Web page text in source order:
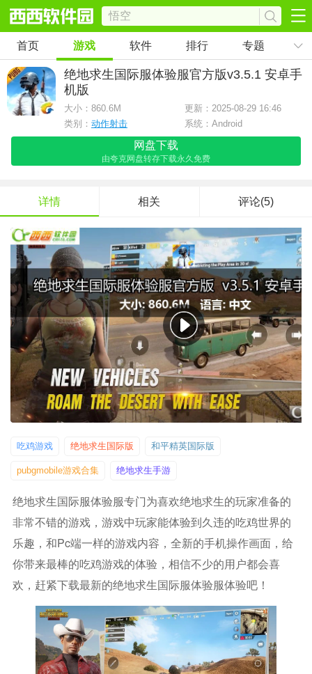
首页 游戏 软件 排行 专题
绝地求生国际服体验服官方版v3.5.1 安卓手
机版
大小： 860.6M
更新：2025-08-29 16:46
类别： 动作射击 系统：Android
网盘下载
由夸克网盘转存下载永久免费
详情 相关 评论(5)
吃鸡游戏 绝地求生国际版 和平精英国际版
pubgmobile游戏合集 绝地求生手游
绝地求生国际服体验服专门为喜欢绝地求生的玩家准备的
非常不错的游戏，游戏中玩家能体验到久违的吃鸡世界的
乐趣，和pc端一样的游戏内容，全新的手机操作画面，给
你带来最棒的吃鸡游戏的体验，相信不少的用户都会喜
欢，赶紧下载最新的绝地求生国际服体验服体验吧！